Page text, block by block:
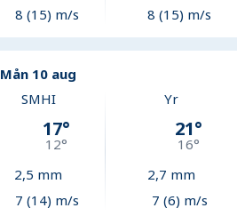
8 (15) m/s
8 (15) m/s
Mån 10 aug
SMHI
17°
12°
2,5 mm
7 (14) m/s
Yr
21°
16°
2,7 mm
7 (6) m/s